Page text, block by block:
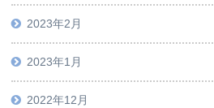
2023年2月
2023年1月
2022年12月